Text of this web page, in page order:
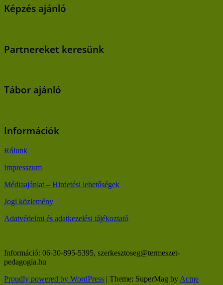
Képzés ajánló
Partnereket keresünk
Tábor ajánló
Információk
Rólunk
Impresszum
Médiaajánlat – Hirdetési lehetőségek
Jogi közlemény
Adatvédelmi és adatkezelési tájékoztató
Információ: 06-30-895-5395, szerkesztoseg@termeszet-
pedagogia.hu
Proudly powered by WordPress | Theme: SuperMag byAcme